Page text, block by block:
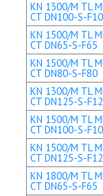
KN 1300/M TL
CT DN100-S-
KN 1500/M TL
CT DN65-S-F65
KN 1500/M TL
CT DN80-S-F80
KN 1300/M TL
CT DN125-S-
KN 1500/M TL
CT DN100-S-
KN 1500/M TL
CT DN125-S-
KN 1800/M TL
CT DN65-S-F65